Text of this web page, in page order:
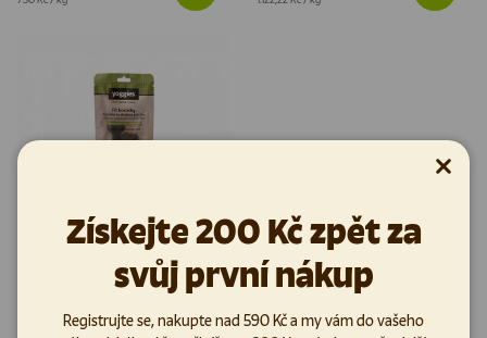
Yoggies Fit kostičky lisované
za studena pro psy 2x47 g
Získejte 200 Kč zpět za
svůj první nákup
Registrujte se, nakupte nad 590 Kč a my vám do vašeho